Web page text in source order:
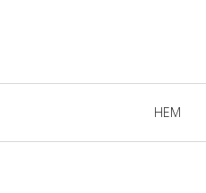
HEM